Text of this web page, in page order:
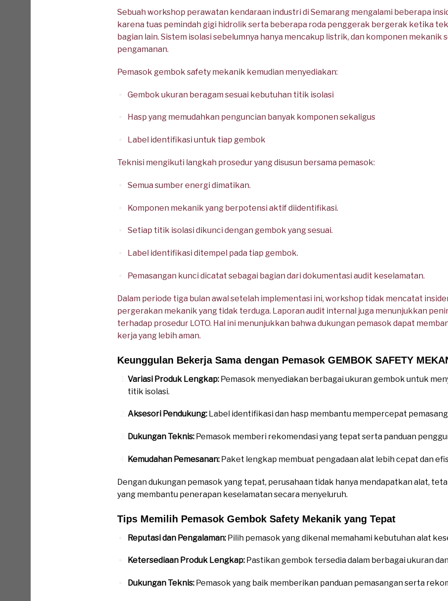
Sebuah workshop perawatan kendaraan industri di Semarang mengalami beberapa
karena tuas pemindah gigi hidrolik serta beberapa roda penggerak bergerak ketika
bagian lain. Sistem isolasi sebelumnya hanya mencakup listrik, dan komponen mekanik
pengamanan.
Pemasok gembok safety mekanik kemudian menyediakan:
Gembok ukuran beragam sesuai kebutuhan titik isolasi
Hasp yang memudahkan penguncian banyak komponen sekaligus
Label identifikasi untuk tiap gembok
Teknisi mengikuti langkah prosedur yang disusun bersama pemasok:
Semua sumber energi dimatikan.
Komponen mekanik yang berpotensi aktif diidentifikasi.
Setiap titik isolasi dikunci dengan gembok yang sesuai.
Label identifikasi ditempel pada tiap gembok.
Pemasangan kunci dicatat sebagai bagian dari dokumentasi audit keselamatan.
Dalam periode tiga bulan awal setelah implementasi ini, workshop tidak mencatat
pergerakan mekanik yang tidak terduga. Laporan audit internal juga menunjukkan
terhadap prosedur LOTO. Hal ini menunjukkan bahwa dukungan pemasok dapat
kerja yang lebih aman.
Keunggulan Bekerja Sama dengan Pemasok GEMBOK SAFETY
Variasi Produk Lengkap:Pemasok menyediakan berbagai ukuran gembok untuk
titik isolasi.
Aksesori Pendukung:Label identifikasi dan hasp membantu mempercepat
Dukungan Teknis:Pemasok memberi rekomendasi yang tepat serta panduan
Kemudahan Pemesanan:Paket lengkap membuat pengadaan alat lebih cepat dan
Dengan dukungan pemasok yang tepat, perusahaan tidak hanya mendapatkan alat,
yang membantu penerapan keselamatan secara menyeluruh.
Tips Memilih Pemasok Gembok Safety Mekanik yang Tepat
Reputasi dan Pengalaman:Pilih pemasok yang dikenal memahami kebutuhan alat
Ketersediaan Produk Lengkap:Pastikan gembok tersedia dalam berbagai ukuran
Dukungan Teknis:Pemasok yang baik memberikan panduan pemasangan serta